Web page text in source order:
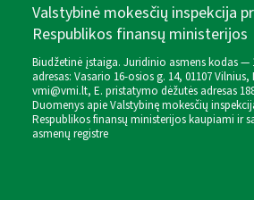
Valstybinė mokesčių inspekcija
Respublikos finansų ministerijos
Biudžetinė įstaiga. Juridinio asmens kodas —
adresas: Vasario 16-osios g. 14, 01107
vmi@vmi.lt, E. pristatymo dėžutės adresas
Duomenys apie Valstybinę mokesčių
Respublikos finansų ministerijos kaupiami ir
asmenų registre